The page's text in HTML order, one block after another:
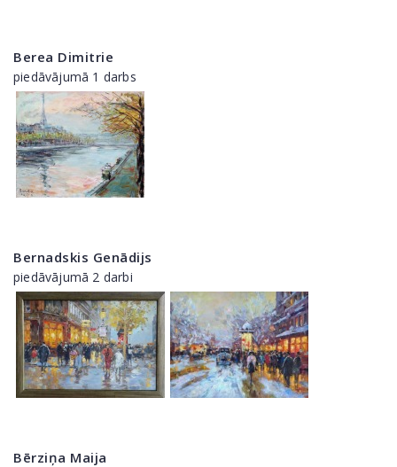
Berea Dimitrie
piedāvājumā 1 darbs
Bernadskis Genādijs
piedāvājumā 2 darbi
Bērziņa Maija